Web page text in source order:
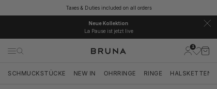
Taxes & Duties included on all orders
Neue Kollektion
La Pause ist jetzt live
BRUNA
Navigationsmenü öffnen
Suche öffnen
1
Suche
SCHMUCKSTÜCKE NEW IN OHRRINGE RINGE HALSKETTEN